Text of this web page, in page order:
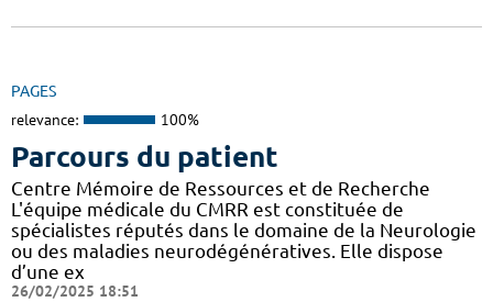
PAGES
relevance: 100%
Parcours du patient
Centre Mémoire de Ressources et de Recherche
L'équipe médicale du CMRR est constituée de
spécialistes réputés dans le domaine de la Neurologie
ou des maladies neurodégénératives. Elle dispose
d’une ex
26/02/2025 18:51